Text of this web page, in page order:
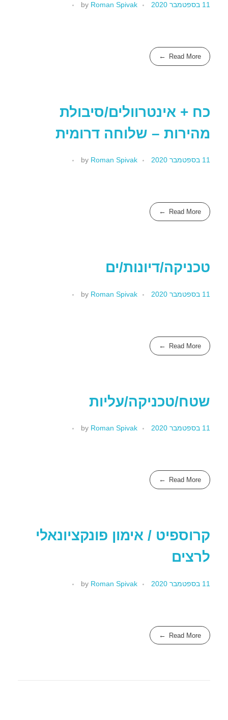
11 בספטמבר 2020 by Roman Spivak
Read More
כח + אינטרוולים/סיבולת
מהירות – שלוחה דרומית
11 בספטמבר 2020 by Roman Spivak
Read More
טכניקה/דיונות/ים
11 בספטמבר 2020 by Roman Spivak
Read More
שטח/טכניקה/עליות
11 בספטמבר 2020 by Roman Spivak
Read More
קרוספיט / אימון פונקציונאלי
לרצים
11 בספטמבר 2020 by Roman Spivak
Read More